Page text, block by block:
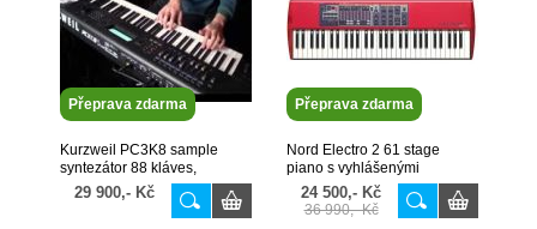
Přeprava zdarma
Kurzweil PC3K8 sample
syntezátor 88 kláves,
hammer mech. TOP 100%
29 900,- Kč
Přeprava zdarma
Nord Electro 2 61 stage
piano s vyhlášenými
hammond zvuky a e-piany
Fender atd..
24 500,- Kč
36 990,- Kč